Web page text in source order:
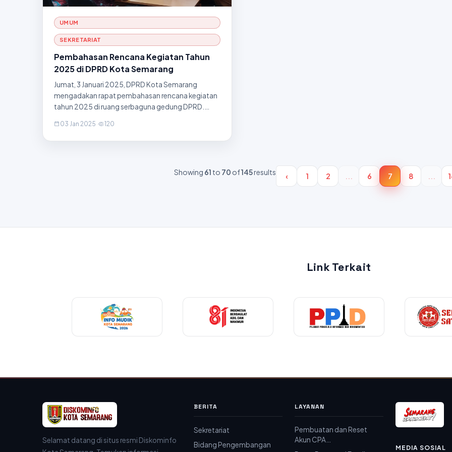
UMUM
SEKRETARIAT
Pembahasan Rencana Kegiatan Tahun
2025 di DPRD Kota Semarang
Jumat, 3 Januari 2025, DPRD Kota Semarang
mengadakan rapat pembahasan rencana kegiatan
tahun 2025 di ruang serbaguna gedung DPRD.
organisasi perangkat daerah (OPD), dan pemangku
kepentingan lainnya. Kegiat
03 Jan 2025 · 120
Showing 61 to 70 of145results ‹ 1 2 6 7 8
Link Terkait
Selamat datang di situs resmi Diskominfo
BERITA
Sekretariat
Bidang Pengembangan
LAYANAN
Pembuatan dan Reset
Akun CPA…
MEDIA SOSIAL